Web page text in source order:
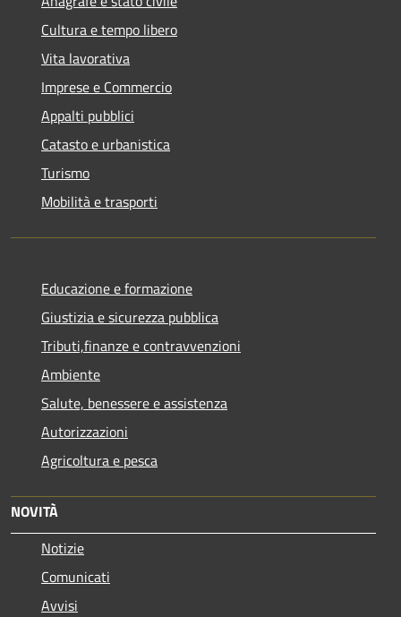
Cultura e tempo libero
Vita lavorativa
Imprese e Commercio
Appalti pubblici
Catasto e urbanistica
Turismo
Mobilità e trasporti
Educazione e formazione
Giustizia e sicurezza pubblica
Tributi,finanze e contravvenzioni
Ambiente
Salute, benessere e assistenza
Autorizzazioni
Agricoltura e pesca
NOVITÀ
Notizie
Comunicati
Avvisi